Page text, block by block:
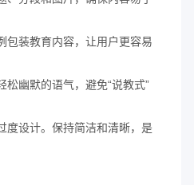
包装教育内容，让用户更容易
松幽默的语气，避免“说教式”
度设计。保持简洁和清晰，是